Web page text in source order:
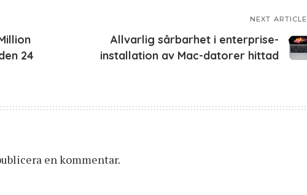
24
NEXT ARTICLE
Allvarlig sårbarhet i enterprise-
installation av Mac-datorer hittad
en kommentar.